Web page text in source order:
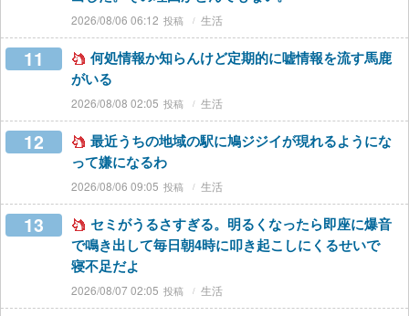
2026/08/06 06:12 生活
11
何処情報か知らんけど定期的に嘘情報を流す馬鹿
がいる
2026/08/08 02:05 生活
12
最近うちの地域の駅に鳩ジジイが現れるようにな
って嫌になるわ
2026/08/06 09:05 生活
13
セミがうるさすぎる。明るくなったら即座に爆音
で鳴き出して毎日朝4時に叩き起こしにくるせいで
寝不足だよ
2026/08/07 02:05 生活